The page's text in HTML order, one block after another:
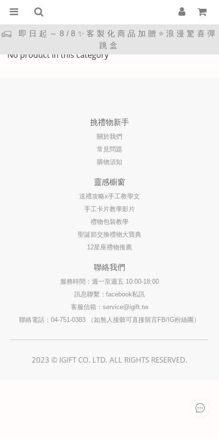
即日起～8/8✨客製化商品加贈⭐浪漫驚喜彈
跳盒
🏠居家生活
No product in this category
挑禮物新手
關於我們
常見問題
購物須知
靈感櫥窗
送禮攻略x手工教學文
手工卡片教學影片
禮物包裝教學
聖誕節交換禮物大寶典
12星座禮物推薦
聯絡我們
服務時間：週一至週五 10:00-18:00
訊息聯繫：facebook私訊
客服信箱： service@igift.tw
聯絡電話：04-751-0383 （如無人接聽可直接留言FB/IG粉絲團）
2023 © IGIFT CO. LTD. ALL RIGHTS RESERVED.